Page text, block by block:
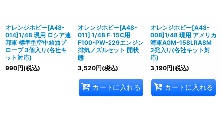
オレンジホビー[A48-
014]1/48 現用 ロシア連
邦軍 標準型空中給油プ
ローブ 3個入り(各社キ
ット対応)
990円(税込)
オレンジホビー[A48-
011] 1/48 F-15C用
F100-PW-229エンジン
排気ノズルセット 開状
態
3,520円(税込)
カートに入れる
オレンジホビー[A48-
008]1/48 現用 アメリカ
海軍AGM-158LRASM
2発入り(各社キット対
応)
3,190円(税込)
カートに入れる